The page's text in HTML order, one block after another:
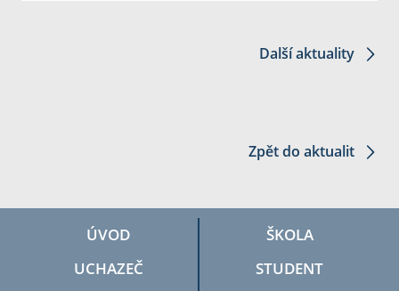
Další aktuality
Zpět do aktualit
ÚVOD
ŠKOLA
UCHAZEČ
STUDENT